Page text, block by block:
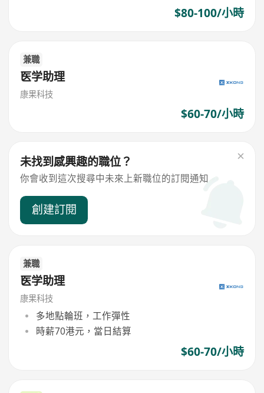
$80-100/小時
兼職
医学助理
康果科技
$60-70/小時
未找到感興趣的職位？
你會收到這次搜尋中未來上新職位的訂閱通知
創建訂閱
兼職
医学助理
康果科技
多地點輪班，工作彈性
時薪70港元，當日結算
$60-70/小時